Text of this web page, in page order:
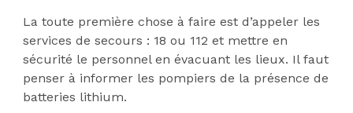
La toute première chose à faire est d’appeler les
services de secours : 18 ou 112 et mettre en
sécurité le personnel en évacuant les lieux. Il faut
penser à informer les pompiers de la présence de
batteries lithium.